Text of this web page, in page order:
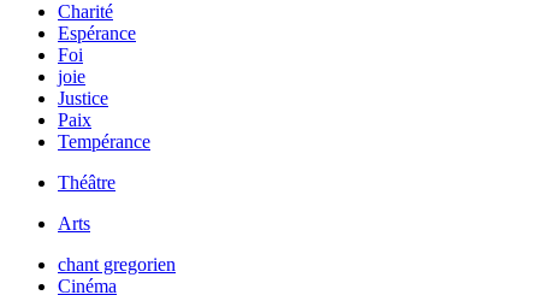
Charité
Espérance
Foi
joie
Justice
Paix
Tempérance
Théâtre
Arts
chant gregorien
Cinéma